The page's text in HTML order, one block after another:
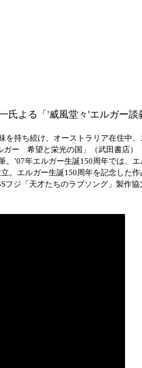
よる「'威風堂々'エルガー談
を持ち続け、オーストラリア在住
ー 希望と栄光の国」（武田書店
’07年エルガー生誕150周年では
。エルガー生誕150周年を記念し
ジ「天才たちのラブソング」製作